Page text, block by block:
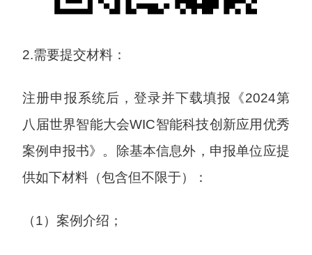
2.需要提交材料：
注册申报系统后，登录并下载填报《2024第
八届世界智能大会WIC智能科技创新应用优秀
案例申报书》。除基本信息外，申报单位应提
供如下材料（包含但不限于）：
（1）案例介绍；